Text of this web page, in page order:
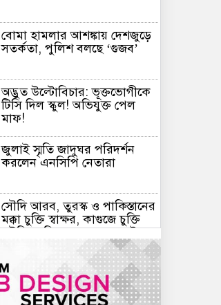
বোমা হামলার আশঙ্কায় দেশজুড়ে
সতর্কতা, পুলিশ বলছে ‘গুজব’
অদ্ভুত উল্টোবিচার: ভূক্তভোগীকে
টিসি দিল স্কুল! অভিযুক্ত পেল
মাফ!
জুলাই স্মৃতি জাদুঘর পরিদর্শন
করলেন এনসিপি নেতারা
সৌদি আরব, তুরস্ক ও পাকিস্তানের
মক্কা চুক্তি স্বাক্ষর, কাগুজে চুক্তি
সৌদিকে নিরাপত্তা দেবে না- ইরান
হরমুজ সংকট: বিশ্ববাজারে আরও
বাড়ল তেলের দাম